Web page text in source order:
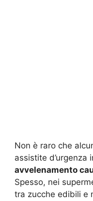
Non è raro che
assistite d’urgenza
avvelenamento
Spesso, nei
tra zucche edibili e